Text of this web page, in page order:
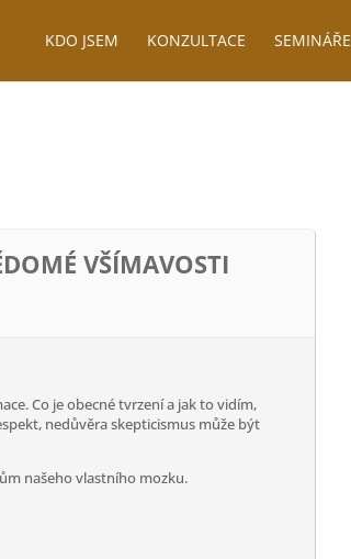
KDO JSEM KONZULTACE SEMINÁŘE
VŠÍMAVOSTI
Co je obecné tvrzení a jak to vidím,
nedůvěra skepticismus může být
našeho vlastního mozku.